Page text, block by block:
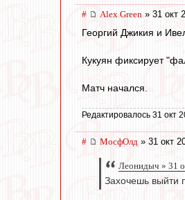
# Alex Green » 31 окт
Георгий Джикия и
Кукуян фиксирует
Матч начался.
Редактировалось 31 окт
# МосфОлд » 31 окт
Леонидыч » 31
Захочешь выйти